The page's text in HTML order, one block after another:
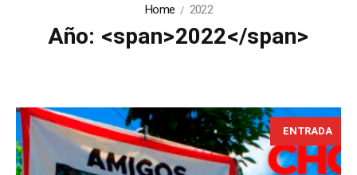
Home 2022
Año: <span>2022</span>
ENTRADA